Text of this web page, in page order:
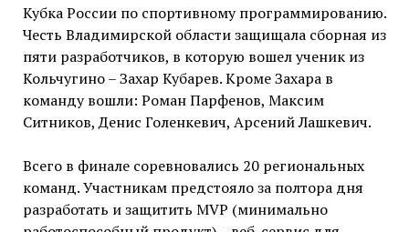
Кубка России по спортивному программированию.
Честь Владимирской области защищала сборная из
пяти разработчиков, в которую вошел ученик из
Кольчугино – Захар Кубарев. Кроме Захара в
команду вошли: Роман Парфенов, Максим
Ситников, Денис Голенкевич, Арсений Лашкевич.
Всего в финале соревновались 20 региональных
команд. Участникам предстояло за полтора дня
разработать и защитить MVP (минимально